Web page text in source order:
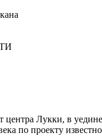
центра Лукки, в
по проекту